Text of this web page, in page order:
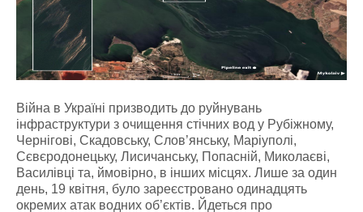
Війна в Україні призводить до руйнувань
інфраструктури з очищення стічних вод у Рубіжному,
Чернігові, Скадовську, Слов’янську, Маріуполі,
Сєвєродонецьку, Лисичанську, Попасній, Миколаєві,
Василівці та, ймовірно, в інших місцях. Лише за один
день, 19 квітня, було зареєстровано одинадцять
окремих атак водних об’єктів. Йдеться про